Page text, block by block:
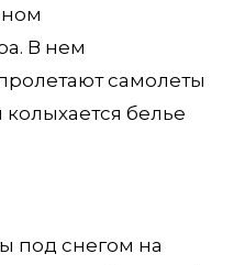
В нем
самолеты
колыхается белье
под снегом на